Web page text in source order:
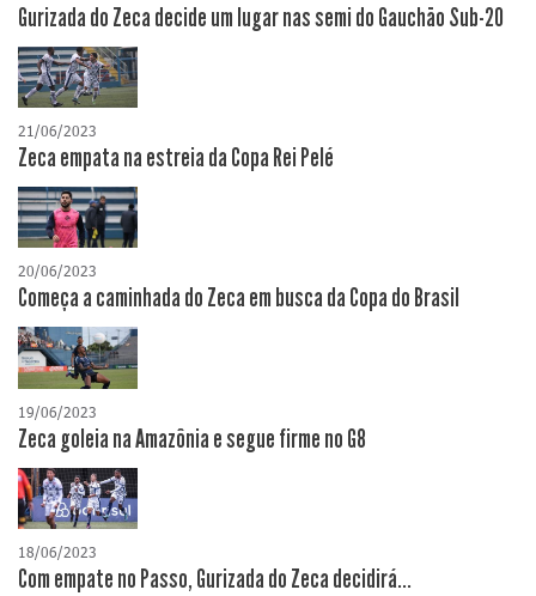
Gurizada do Zeca decide um lugar nas semi do Gauchão Sub-20
21/06/2023
Zeca empata na estreia da Copa Rei Pelé
20/06/2023
Começa a caminhada do Zeca em busca da Copa do Brasil
19/06/2023
Zeca goleia na Amazônia e segue firme no G8
18/06/2023
Com empate no Passo, Gurizada do Zeca decidirá...